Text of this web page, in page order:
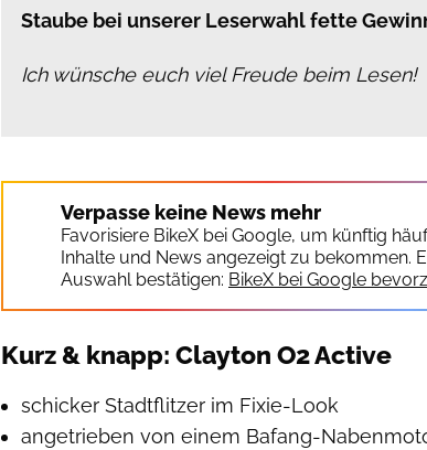
Staube bei unserer Leserwahl fette
Ich wünsche euch viel Freude beim Lesen!
Verpasse keine News mehr
Favorisiere BikeX bei Google, um künftig
Inhalte und News angezeigt zu bekommen.
Auswahl bestätigen: BikeX bei Google
Kurz & knapp: Clayton O2 Active
schicker Stadtflitzer im Fixie-Look
angetrieben von einem Bafang-